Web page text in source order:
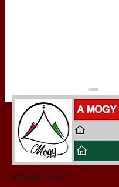
Darai Lajos:
a Szilaj Csikón